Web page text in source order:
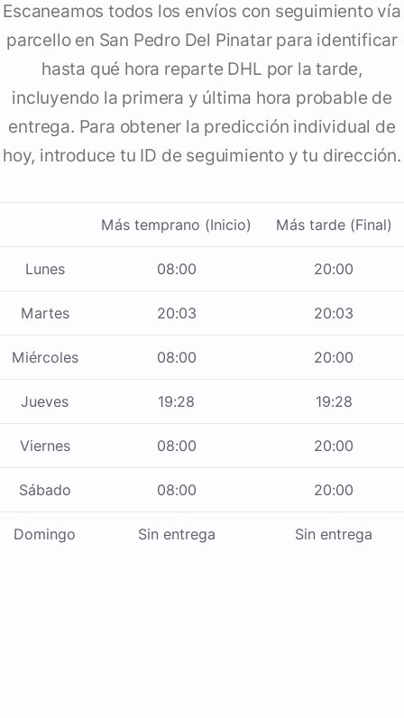
Escaneamos todos los envíos con seguimiento vía
parcello en San Pedro Del Pinatar para identificar
hasta qué hora reparte DHL por la tarde,
incluyendo la primera y última hora probable de
entrega. Para obtener la predicción individual de
hoy, introduce tu ID de seguimiento y tu dirección.
Más temprano (Inicio) Más tarde (Final)
Lunes 08:00 20:00
Martes 20:03 20:03
Miércoles 08:00 20:00
Jueves 19:28 19:28
Viernes 08:00 20:00
Sábado 08:00 20:00
Domingo Sin entrega Sin entrega